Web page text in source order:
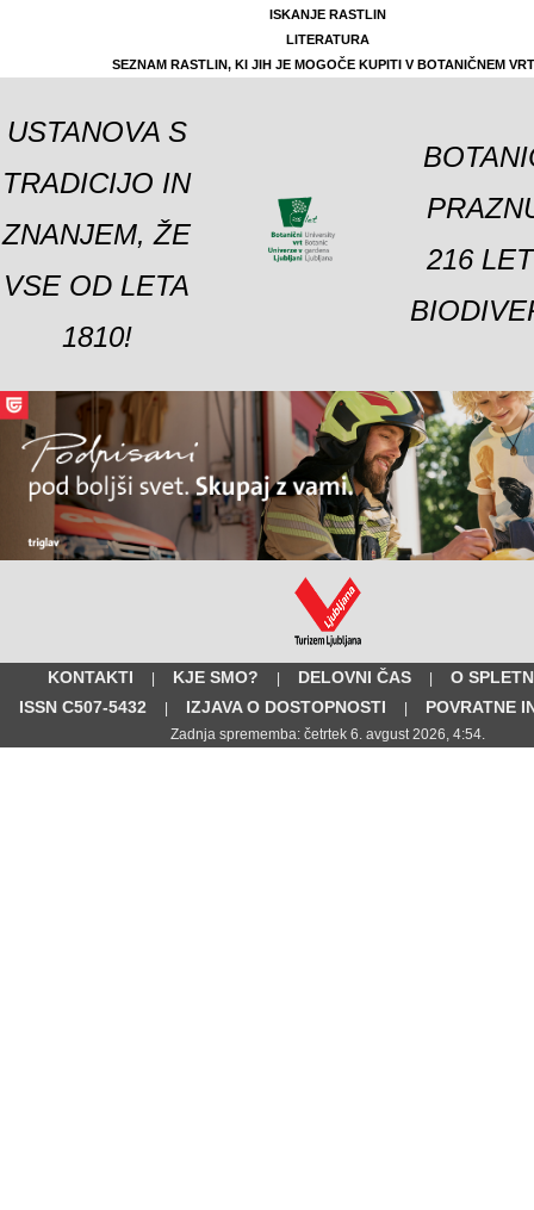
ISKANJE RASTLIN
LITERATURA
SEZNAM RASTLIN, KI JIH JE MOGOČE KUPITI V BOTANIČNEM
USTANOVA S
TRADICIJO IN
ZNANJEM, ŽE
VSE OD LETA
1810!
216
KONTAKTI | KJE SMO? | DELOVNI ČAS |
O
ISSN C507-5432
| IZJAVA O DOSTOPNOSTI | POVRATNE
Zadnja sprememba: četrtek 6. avgust 2026, 4:54.